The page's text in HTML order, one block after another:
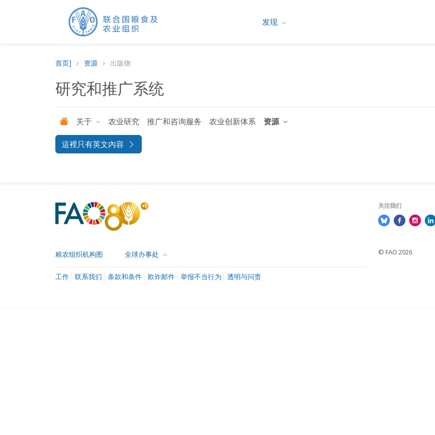
发现
首页] 资源 出版物
研究和推广系统
关于 农业研究 推广和咨询服务 农业创新体系 资源
這裡只有英文內容
关注我们
粮农组织机构图 全球办事处
工作 联系我们 条款和条件 欺诈邮件 举报不当行为 透明与问责
© FAO 2026